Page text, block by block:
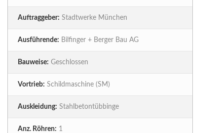
Auftraggeber: Stadtwerke München
Ausführende: Bilfinger + Berger Bau AG
Bauweise: Geschlossen
Vortrieb: Schildmaschine (SM)
Auskleidung: Stahlbetontübbinge
Anz. Röhren: 1